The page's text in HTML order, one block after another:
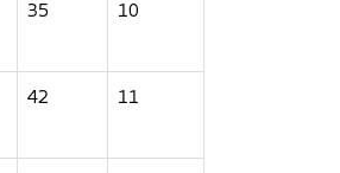
35 10
42 11